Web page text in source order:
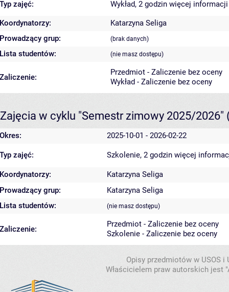
Typ zajęć: Wykład, 2 godzin więcej informacji
Koordynatorzy:
Katarzyna Seliga
Prowadzący grup:
(brak danych)
Lista studentów: (nie masz dostępu)
Zaliczenie:
Przedmiot - Zaliczenie bez oceny
Wykład - Zaliczenie bez oceny
Zajęcia w cyklu "Semestr zimowy 2025/2026"
Okres: 2025-10-01 - 2026-02-22
Typ zajęć: Szkolenie, 2 godzin więcej
Koordynatorzy:
Katarzyna Seliga
Prowadzący grup:
Katarzyna Seliga
Lista studentów:
(nie masz dostępu)
Zaliczenie:
Przedmiot - Zaliczenie bez oceny
Szkolenie - Zaliczenie bez oceny
Opisy przedmiotów w USOS
Właścicielem praw autorskich jest